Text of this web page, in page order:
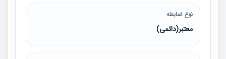
نوع ضابطه
معتبر(دائمی)